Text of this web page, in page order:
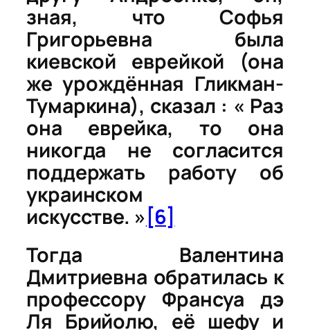
зная, что Софья
Григорьевна была
киевской еврейкой (она
же урождённая Гликман-
Тумаркина), сказал : « Раз
она еврейка, то она
никогда не согласится
поддержать работу об
украинском
искусстве. » [6]
Тогда Валентина
Дмитриевна обратилась к
профессору Франсуа дэ
Ля Брийолю, её шефу и